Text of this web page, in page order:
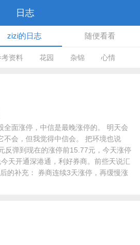
日志
zizi的日志 随便看看
考资料 花园 杂锦 心情
全面涨停，中信是最晚涨停的。 明天会
不会，但我觉得中信会。 把环境也说
反弹到现在的涨停前15.77元，今天涨停
天开通深港通，利好券商。前些天说汇
的补充： 券商连续3天涨停，再缓慢涨